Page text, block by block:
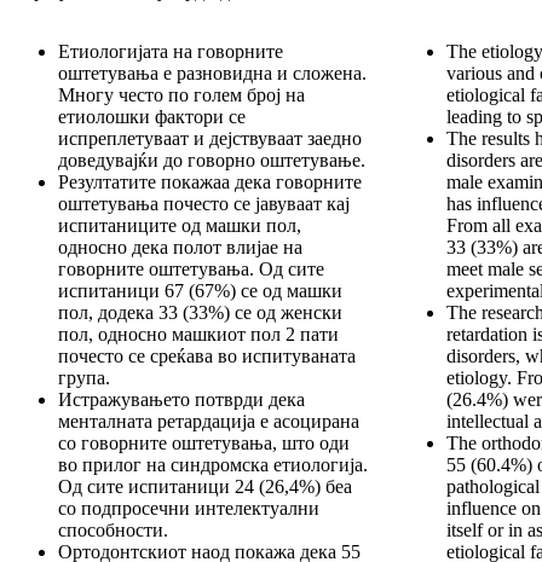
Етиологијата на говорните
оштетувања е разновидна и сложена.
Многу често по голем број на
етиолошки фактори се
испреплетуваат и дејствуваат заедно
доведувајќи до говорно оштетување.
Резултатите покажаа дека говорните
оштетувања почесто се јавуваат кај
испитаниците од машки пол,
односно дека полот влијае на
говорните оштетувања. Од сите
испитаници 67 (67%) се од машки
пол, додека 33 (33%) се од женски
пол, односно машкиот пол 2 пати
почесто се среќава во испитуваната
група.
Истражувањето потврди дека
менталната ретардација е асоцирана
со говорните оштетувања, што оди
во прилог на синдромска етиологија.
Од сите испитаници 24 (26,4%) беа
со подпросечни интелектуални
способности.
Ортодонтскиот наод покажа дека 55
The
various and
etiological
leading to
The results
disorders
male
has
From all
33 (33%)
meet male
The
retardation
disorders,
etiology.
(26.4%)
intellectual
The
55 (60.4%)
influence
itself or in
etiological